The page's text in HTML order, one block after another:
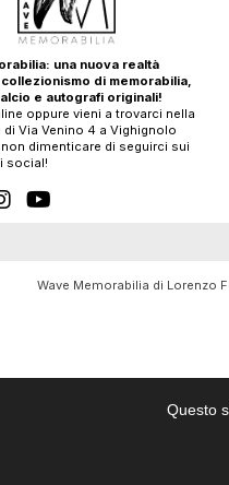
Questo
una nuova realtà
di memorabilia,
e autografi originali!
oppure vieni a trovarci nella
Via Venino 4 a Vighignolo
dimenticare di seguirci sui
social!
Wave Memorabilia di Lorenzo